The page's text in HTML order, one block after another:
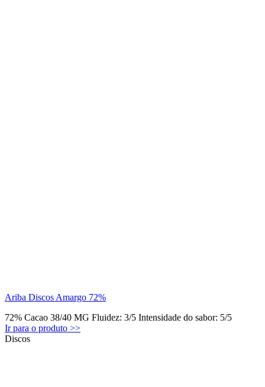
Ariba Discos Amargo 72%
72% Cacao 38/40 MG Fluidez: 3/5 Intensidade do sabor: 5/5
Ir para o produto >>
Discos